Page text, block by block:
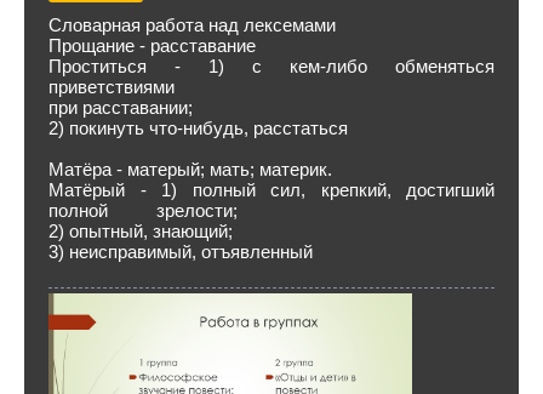
Словарная работа над лексемами
Прощание - расставание
Проститься - 1) с кем-либо обменяться
приветствиями
при расставании;
2) покинуть что-нибудь, расстаться
Матёра - матерый; мать; материк.
Матёрый - 1) полный сил, крепкий, достигший
полной зрелости;
2) опытный, знающий;
3) неисправимый, отъявленный